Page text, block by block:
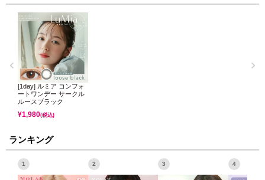
[1day] ルミア コンフォ
ートワンデー サークル
ルースブラック
¥1,980(税込)
ランキング
1 2 3 4